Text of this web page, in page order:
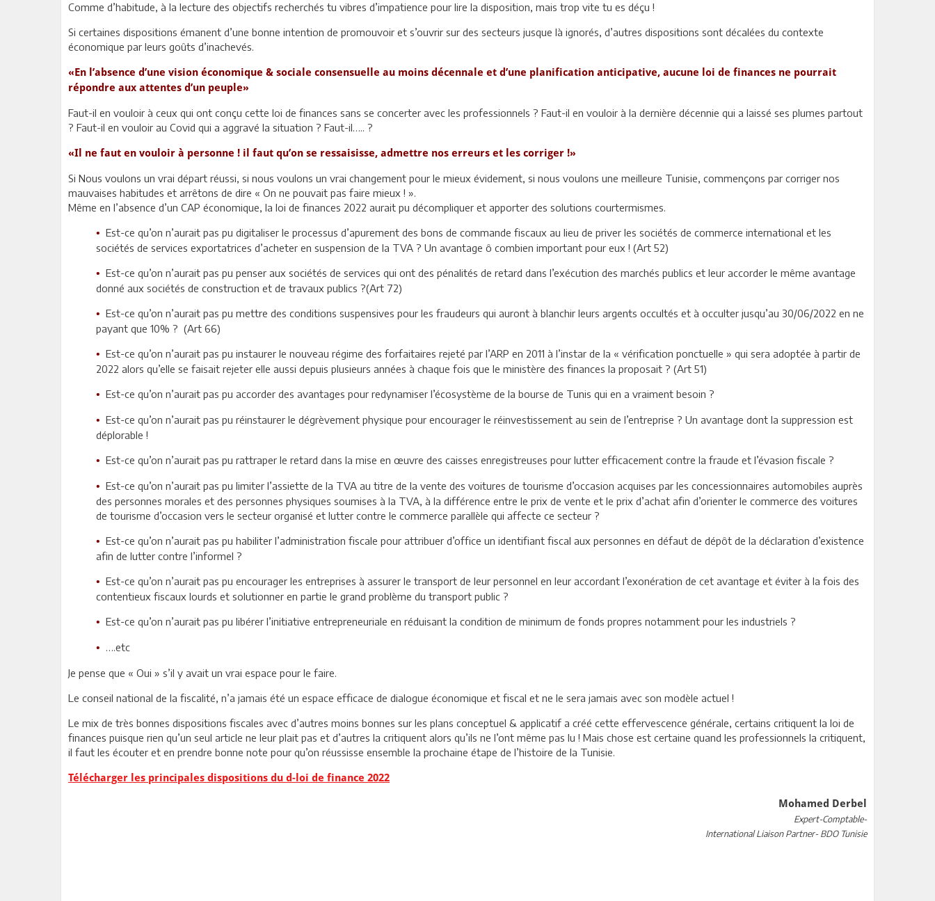
Comme d’habitude, à la lecture des objectifs recherchés tu vibres d’impatience pour lire la disposition, mais trop vite tu es déçu !
Si certaines dispositions émanent d’une bonne intention de promouvoir et s’ouvrir sur des secteurs jusque là ignorés, d’autres dispositions sont décalées du contexte
économique par leurs goûts d’inachevés.
«En l’absence d’une vision économique & sociale consensuelle au moins décennale et d’une planification anticipative, aucune loi de finances ne pourrait
répondre aux attentes d’un peuple»
Faut-il en vouloir à ceux qui ont conçu cette loi de finances sans se concerter avec les professionnels ? Faut-il en vouloir à la dernière décennie qui a laissé ses plumes partout
? Faut-il en vouloir au Covid qui a aggravé la situation ? Faut-il….. ?
«Il ne faut en vouloir à personne ! il faut qu’on se ressaisisse, admettre nos erreurs et les corriger !»
Si Nous voulons un vrai départ réussi, si nous voulons un vrai changement pour le mieux évidement, si nous voulons une meilleure Tunisie, commençons par corriger nos
mauvaises habitudes et arrêtons de dire « On ne pouvait pas faire mieux ! ».
Même en l’absence d’un CAP économique, la loi de finances 2022 aurait pu décompliquer et apporter des solutions courtermismes.
• Est-ce qu’on n’aurait pas pu digitaliser le processus d’apurement des bons de commande fiscaux au lieu de priver les sociétés de commerce international et les
sociétés de services exportatrices d’acheter en suspension de la TVA ? Un avantage ô combien important pour eux ! (Art 52)
• Est-ce qu’on n’aurait pas pu penser aux sociétés de services qui ont des pénalités de retard dans l’exécution des marchés publics et leur accorder le même avantage
donné aux sociétés de construction et de travaux publics ?(Art 72)
• Est-ce qu’on n’aurait pas pu mettre des conditions suspensives pour les fraudeurs qui auront à blanchir leurs argents occultés et à occulter jusqu’au 30/06/2022 en ne
payant que 10% ? (Art 66)
• Est-ce qu’on n’aurait pas pu instaurer le nouveau régime des forfaitaires rejeté par l’ARP en 2011 à l’instar de la « vérification ponctuelle » qui sera adoptée à partir de
2022 alors qu’elle se faisait rejeter elle aussi depuis plusieurs années à chaque fois que le ministère des finances la proposait ? (Art 51)
• Est-ce qu’on n’aurait pas pu accorder des avantages pour redynamiser l’écosystème de la bourse de Tunis qui en a vraiment besoin ?
• Est-ce qu’on n’aurait pas pu réinstaurer le dégrèvement physique pour encourager le réinvestissement au sein de l’entreprise ? Un avantage dont la suppression est
déplorable !
• Est-ce qu’on n’aurait pas pu rattraper le retard dans la mise en œuvre des caisses enregistreuses pour lutter efficacement contre la fraude et l’évasion fiscale ?
• Est-ce qu’on n’aurait pas pu limiter l’assiette de la TVA au titre de la vente des voitures de tourisme d’occasion acquises par les concessionnaires automobiles auprès
des personnes morales et des personnes physiques soumises à la TVA, à la différence entre le prix de vente et le prix d’achat afin d’orienter le commerce des voitures
de tourisme d’occasion vers le secteur organisé et lutter contre le commerce parallèle qui affecte ce secteur ?
• Est-ce qu’on n’aurait pas pu habiliter l’administration fiscale pour attribuer d’office un identifiant fiscal aux personnes en défaut de dépôt de la déclaration d’existence
afin de lutter contre l’informel ?
• Est-ce qu’on n’aurait pas pu encourager les entreprises à assurer le transport de leur personnel en leur accordant l’exonération de cet avantage et éviter à la fois des
contentieux fiscaux lourds et solutionner en partie le grand problème du transport public ?
• Est-ce qu’on n’aurait pas pu libérer l’initiative entrepreneuriale en réduisant la condition de minimum de fonds propres notamment pour les industriels ?
• ….etc
Je pense que « Oui » s’il y avait un vrai espace pour le faire.
Le conseil national de la fiscalité, n’a jamais été un espace efficace de dialogue économique et fiscal et ne le sera jamais avec son modèle actuel !
Le mix de très bonnes dispositions fiscales avec d’autres moins bonnes sur les plans conceptuel & applicatif a créé cette effervescence générale, certains critiquent la loi de
finances puisque rien qu’un seul article ne leur plait pas et d’autres la critiquent alors qu’ils ne l’ont même pas lu ! Mais chose est certaine quand les professionnels la critiquent,
il faut les écouter et en prendre bonne note pour qu’on réussisse ensemble la prochaine étape de l’histoire de la Tunisie.
Télécharger les principales dispositions du d-loi de finance 2022
Mohamed Derbel
Expert-Comptable-
International Liaison Partner- BDO Tunisie